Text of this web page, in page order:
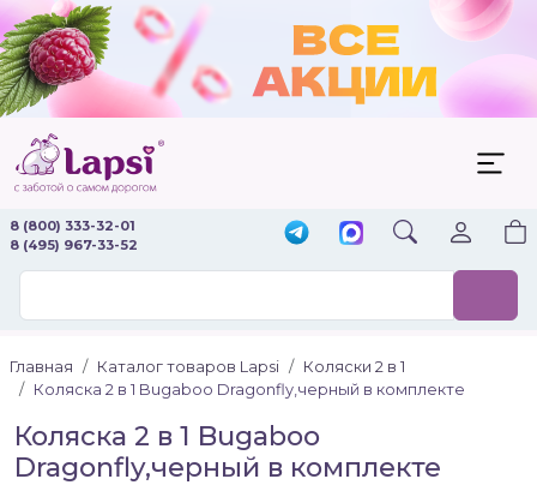
8 (800) 333-32-01
8 (495) 967-33-52
Главная Каталог товаров Lapsi
Коляски 2 в 1
Коляска 2 в 1 Bugaboo Dragonfly,черный в комплекте
Коляска 2 в 1 Bugaboo
Dragonfly,черный в комплекте